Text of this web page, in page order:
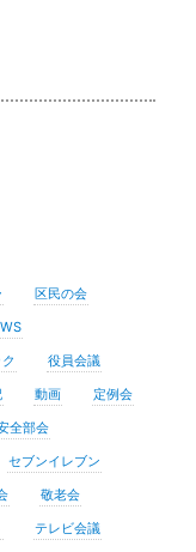
区民の会
役員会議
動画
定例会
全部会
セブンイレブン
敬老会
テレビ会議